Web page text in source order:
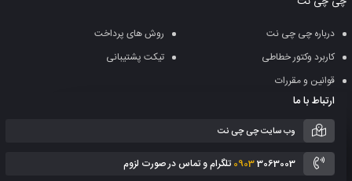
سبد
درباره چی چی نت
روش های پرداخت
کاربرد وکتور خطاطی
تیکت پشتیبانی
قوانین و مقررات
ارتباط با ما
وب سایت چی چی نت
09033063003 تلگرام و تماس در صورت لزوم